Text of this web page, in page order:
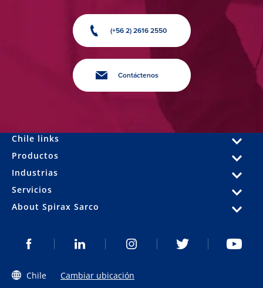
(+56 2) 2616 2550
Contáctenos
Chile links
Productos
Industrias
Servicios
About Spirax Sarco
Chile Cambiar ubicación